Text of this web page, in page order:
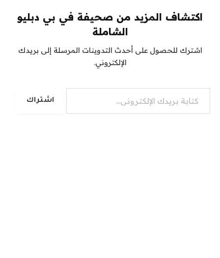
اكتشاف المزيد من صحيفة في بي دبليو
الشاملة
اشترك للحصول على أحدث التدوينات المرسلة إلى بريدك
الإلكتروني.
كتابة بريدك الإلكتروني...
اشتراك